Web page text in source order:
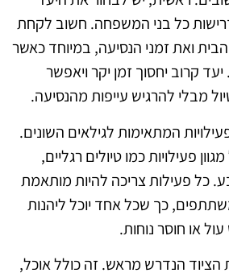
כל בני המשפחה. חשוב לקחת
ואת זמני הנסיעה, במיוחד כאשר
קרוב יחסוך זמן יקר ויאפשר
מבלי להרגיש עייפות מהנסיעה.
המתאימות לגילאים השונים.
פעילויות כמו טיולים רגליים,
כל פעילות צריכה להיות מותאמת
כך שכל אחד יוכל ליהנות
או חוסר נוחות.
הציוד הנדרש מראש. זה כולל אוכל,